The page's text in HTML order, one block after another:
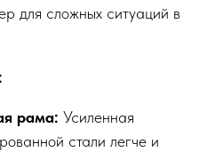
для сложных ситуаций в
рама: Усиленная
стали легче и